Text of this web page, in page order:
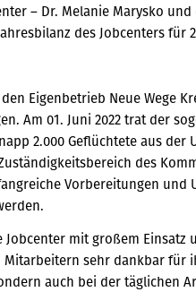
– Dr. Melanie Marysko
des Jobcenters für
Eigenbetrieb Neue Wege
Am 01. Juni 2022 trat der
2.000 Geflüchtete aus der
des
Vorbereitungen
mit großem
sehr dankbar für
auch bei der täglichen